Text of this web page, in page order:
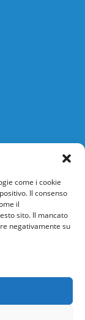
come i cookie
Il consenso
il
sito. Il mancato
negativamente su